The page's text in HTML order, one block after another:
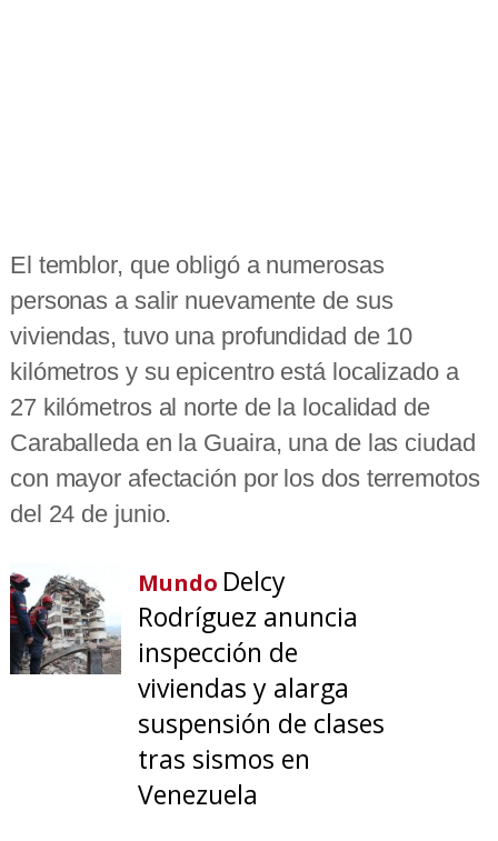
El temblor, que obligó a numerosas
personas a salir nuevamente de sus
viviendas, tuvo una profundidad de 10
kilómetros y su epicentro está localizado a
27 kilómetros al norte de la localidad de
Caraballeda en la Guaira, una de las ciudad
con mayor afectación por los dos terremotos
del 24 de junio.
Mundo Delcy
Rodríguez anuncia
inspección de
viviendas y alarga
suspensión de clases
tras sismos en
Venezuela